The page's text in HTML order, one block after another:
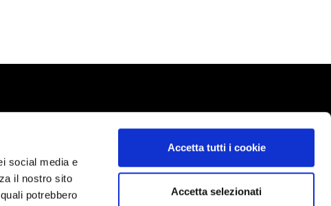
social media e
il nostro sito
potrebbero
Accetta tutti i cookie
Accetta selezionati